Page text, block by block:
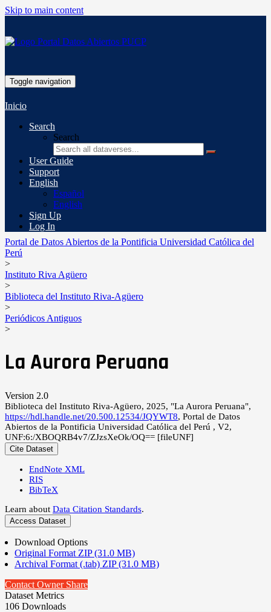
Skip to main content
Toggle navigation
Inicio
Search
Search
User Guide
Support
English
Español
English
Sign Up
Log In
Portal de Datos Abiertos de la Pontificia Universidad Católica del
Perú
>
Instituto Riva Agüero
>
Biblioteca del Instituto Riva-Agüero
>
Periódicos Antiguos
>
La Aurora Peruana
Version 2.0
Biblioteca del Instituto Riva-Agüero, 2025, "La Aurora Peruana",
https://hdl.handle.net/20.500.12534/JQYWT8, Portal de Datos
Abiertos de la Pontificia Universidad Católica del Perú , V2,
UNF:6:/XBOQRB4v7/ZJzsXeOk/OQ== [fileUNF]
Cite Dataset
EndNote XML
RIS
BibTeX
Learn about Data Citation Standards.
Access Dataset
Download Options
Original Format ZIP (31.0 MB)
Archival Format (.tab) ZIP (31.0 MB)
Contact Owner Share
Dataset Metrics
106 Downloads